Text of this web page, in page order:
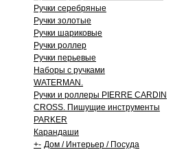
Ручки серебряные
Ручки золотые
Ручки шариковые
Ручки роллер
Ручки перьевые
Наборы с ручками
WATERMAN.
Ручки и роллеры PIERRE CARDIN
CROSS. Пишущие инструменты
PARKER
Карандаши
+- Дом / Интерьер / Посуда